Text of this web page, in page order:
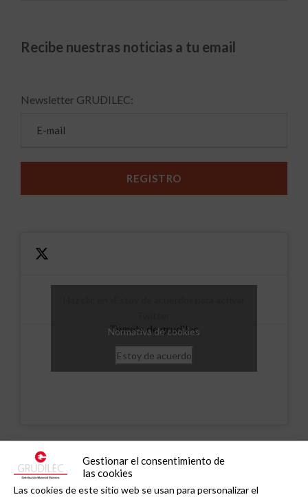
Gestionar el consentimiento de
las cookies
Las cookies de este sitio web se usan para personalizar el
Recibe nuestras noticias a tu email
Newsletter GRUDILEC:
Tweets de grudilec
Normativa de cookies
Estoy de acuerdo
Noticias relacionadas